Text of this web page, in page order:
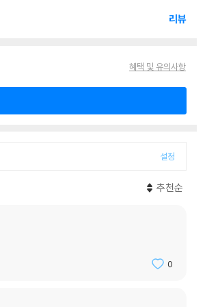
리뷰
혜택 및 유의사항
설정
추천순
0